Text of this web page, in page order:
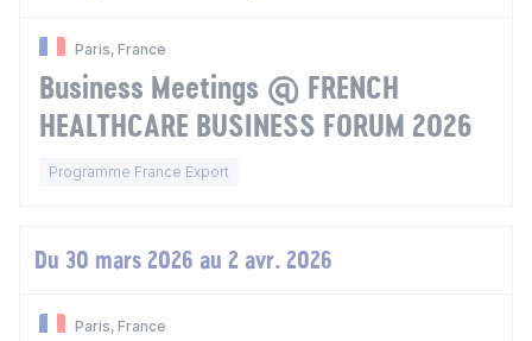
Paris, France
Business Meetings @ FRENCH
HEALTHCARE BUSINESS FORUM 2026
Programme France Export
Du 30 mars 2026 au 2 avr. 2026
Paris, France